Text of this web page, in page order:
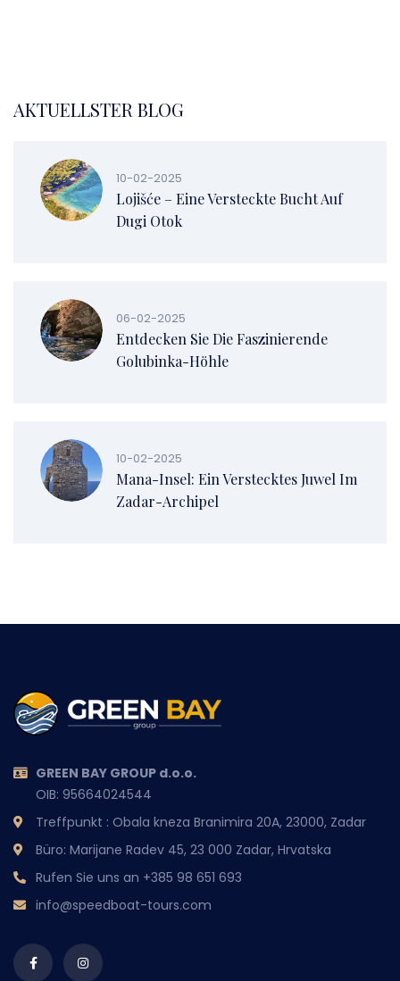
AKTUELLSTER BLOG
10-02-2025
Lojišće – Eine Versteckte Bucht Auf
Dugi Otok
06-02-2025
Entdecken Sie Die Faszinierende
Golubinka-Höhle
10-02-2025
Mana-Insel: Ein Verstecktes Juwel Im
Zadar-Archipel
GREEN BAY GROUP d.o.o.
OIB: 95664024544
Treffpunkt : Obala kneza Branimira 20A, 23000, Zadar
Büro: Marijane Radev 45, 23 000 Zadar, Hrvatska
Rufen Sie uns an +385 98 651 693
info@speedboat-tours.com